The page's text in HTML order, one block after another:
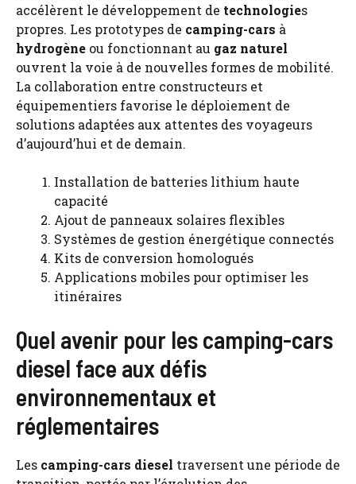
accélèrent le développement de technologies
propres. Les prototypes de camping-cars à
hydrogène ou fonctionnant au gaz naturel
ouvrent la voie à de nouvelles formes de mobilité.
La collaboration entre constructeurs et
équipementiers favorise le déploiement de
solutions adaptées aux attentes des voyageurs
d’aujourd’hui et de demain.
Installation de batteries lithium haute
capacité
Ajout de panneaux solaires flexibles
Systèmes de gestion énergétique connectés
Kits de conversion homologués
Applications mobiles pour optimiser les
itinéraires
Quel avenir pour les camping-cars
diesel face aux défis
environnementaux et
réglementaires
Les camping-cars diesel traversent une période de